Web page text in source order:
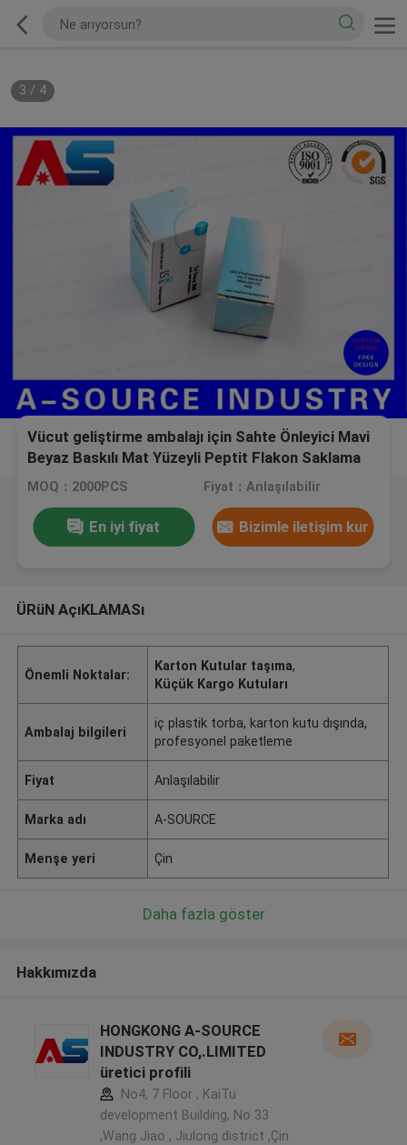
3 / 4
Vücut geliştirme ambalajı için Sahte Önleyici Mavi
Beyaz Baskılı Mat Yüzeyli Peptit Flakon Saklama
Kutusu Satın Al
MOQ：2000PCS Fiyat：Anlaşılabilir
En iyi fiyat Bizimle iletişim kur
ÜRüN AçıKLAMASı
Önemli Noktalar:
Karton Kutular taşıma,
Küçük Kargo Kutuları
Ambalaj bilgileri
iç plastik torba, karton kutu dışında,
profesyonel paketleme
Fiyat Anlaşılabilir
Marka adı A-SOURCE
Menşe yeri Çin
Daha fazla göster
Hakkımızda
HONGKONG A-SOURCE
INDUSTRY CO,.LIMITED
üretici profili
No4, 7 Floor , KaiTu
development Building, No 33
,Wang Jiao , Jiulong district ,Çin